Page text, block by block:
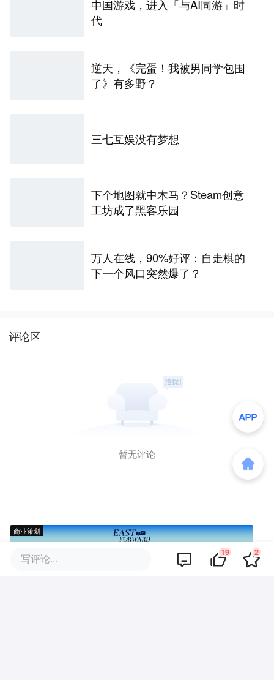
中国游戏，进入「与AI同游」时
代
逆天，《完蛋！我被男同学包围
了》有多野？
三七互娱没有梦想
下个地图就中木马？Steam创意
工坊成了黑客乐园
万人在线，90%好评：自走棋的
下一个风口突然爆了？
评论区
暂无评论
商业策划
写评论... 19 2